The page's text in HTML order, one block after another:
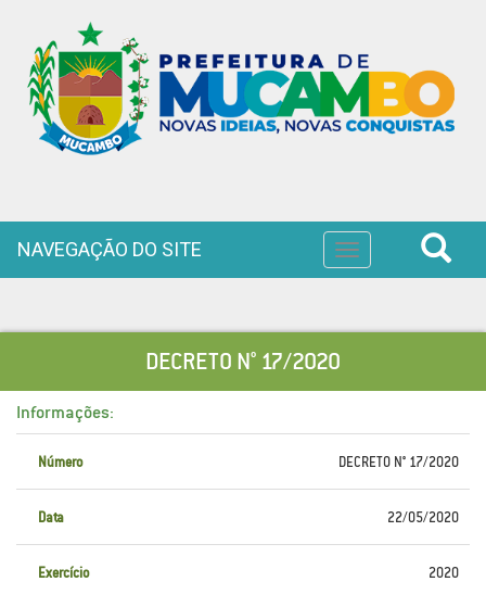
Toggle
navigation
NAVEGAÇÃO DO SITE
DECRETO N° 17/2020
Informações:
Número DECRETO N° 17/2020
Data 22/05/2020
Exercício 2020